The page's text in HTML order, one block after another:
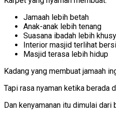
Jamaah lebih betah
Anak-anak lebih tenang
Suasana ibadah lebih
Interior masjid terlihat
Masjid terasa lebih hidup
Kadang yang membuat jamaah
Tapi rasa nyaman ketika berada
Dan kenyamanan itu dimulai dari